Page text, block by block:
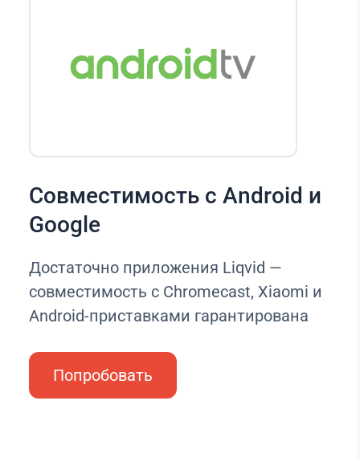
Совместимость с Android и
Google
Достаточно приложения Liqvid —
совместимость с Chromecast, Xiaomi и
Android-приставками гарантирована
Попробовать